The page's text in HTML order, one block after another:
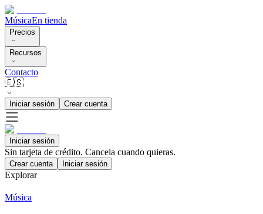
MúsicaEn tienda
Precios
Recursos
Contacto
🇪🇸
Iniciar sesión Crear cuenta
Iniciar sesión
Sin tarjeta de crédito. Cancela cuando quieras.
Crear cuenta Iniciar sesión
Explorar
Música